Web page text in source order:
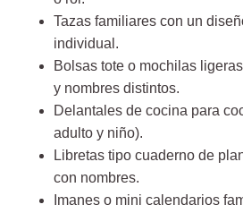
Tazas familiares con un
individual.
Bolsas tote o mochilas
y nombres distintos.
Delantales de cocina para
adulto y niño).
Libretas tipo cuaderno de
con nombres.
Imanes o mini calendarios